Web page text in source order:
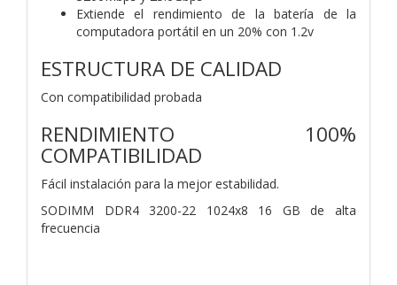
Extiende el rendimiento de la batería de la
computadora portátil en un 20% con 1.2v
ESTRUCTURA DE CALIDAD
Con compatibilidad probada
RENDIMIENTO 100%
COMPATIBILIDAD
Fácil instalación para la mejor estabilidad.
SODIMM DDR4 3200-22 1024x8 16 GB de alta
frecuencia